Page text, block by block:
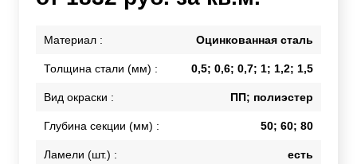
Материал : Оцинкованная сталь
Толщина стали (мм) : 0,5; 0,6; 0,7; 1; 1,2; 1,5
Вид окраски : ПП; полиэстер
Глубина секции (мм) : 50; 60; 80
Ламели (шт.) : есть